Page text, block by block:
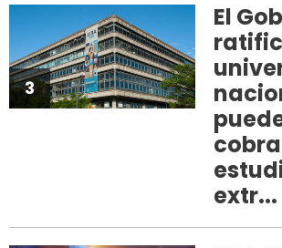
3
El
extr...